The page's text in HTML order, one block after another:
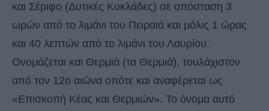
και Σέριφο (Δυτικές Κυκλάδες) σε απόσταση 3
ωρών από το λιμάνι του Πειραιά και μόλις 1 ώρας
και 40 λεπτών από το λιμάνι του Λαυρίου.
Ονομάζεται και Θερμιά (τα Θερμιά), τουλάχιστον
από τον 12ο αιώνα οπότε και αναφέρεται ως
«Επισκοπή Κέας και Θερμιών». Το όνομα αυτό